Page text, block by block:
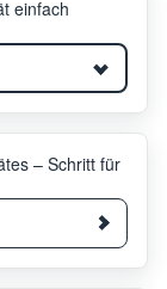
einfach
– Schritt für